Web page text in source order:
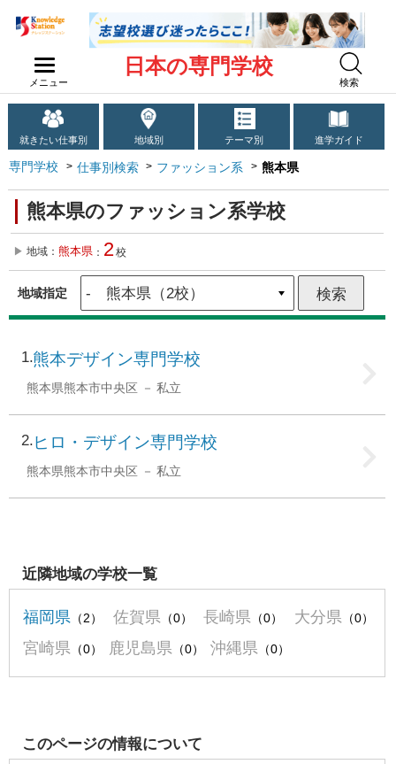
メニュー
日本の専門学校
検索
就きたい仕事別 地域別 テーマ別 進学ガイド
専門学校 仕事別検索 ファッション系 熊本県
熊本県のファッション系学校
地域： 熊本県 ： 2 校
地域指定
1 熊本デザイン専門学校
熊本県熊本市中央区 私立
2 ヒロ・デザイン専門学校
熊本県熊本市中央区 私立
近隣地域の学校一覧
福岡県 （2） 佐賀県 （0） 長崎県 （0） 大分県 （0）
宮崎県 （0） 鹿児島県 （0） 沖縄県 （0）
このページの情報について